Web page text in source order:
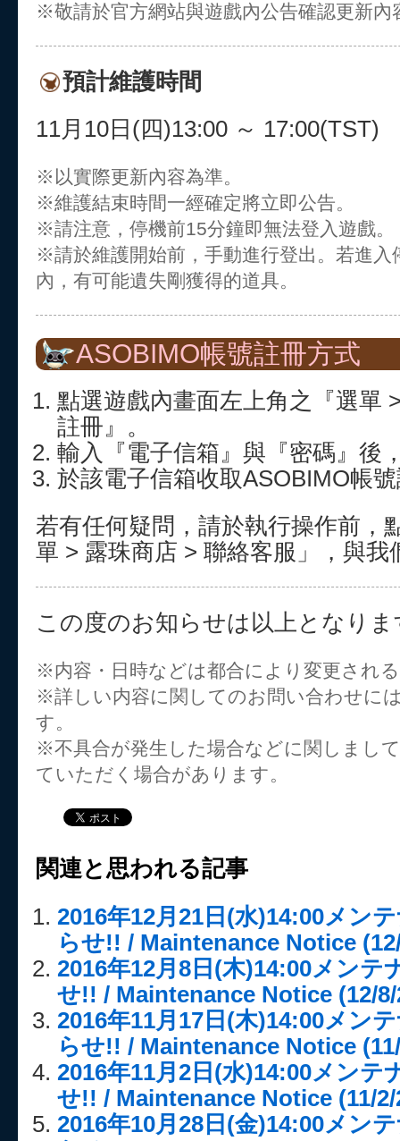
※敬請於官方網站與遊戲內公告確認更新內
預計維護時間
11月10日(四)13:00 ～ 17:00(TST)
※以實際更新內容為準。
※維護結束時間一經確定將立即公告。
※請注意，停機前15分鐘即無法登入遊戲。
※請於維護開始前，手動進行登出。若進入
內，有可能遺失剛獲得的道具。
ASOBIMO帳號註冊方式
點選遊戲內畫面左上角之『選單
註冊』。
輸入『電子信箱』與『密碼』後
於該電子信箱收取ASOBIMO帳
若有任何疑問，請於執行操作前，
單 > 露珠商店 > 聯絡客服」，與我
この度のお知らせは以上となりま
※内容・日時などは都合により変更され
※詳しい内容に関してのお問い合わせに
す。
※不具合が発生した場合などに関しまし
ていただく場合があります。
関連と思われる記事
2016年12月21日(水)14:00メン
らせ!! / Maintenance Notice
2016年12月8日(木)14:00メンテ
せ!! / Maintenance Notice (12/8/
2016年11月17日(木)14:00メン
らせ!! / Maintenance Notice
2016年11月2日(水)14:00メンテ
せ!! / Maintenance Notice (11/2/
2016年10月28日(金)14:00メン